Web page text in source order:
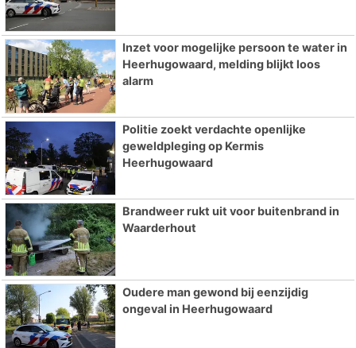
Inzet voor mogelijke persoon te water in
Heerhugowaard, melding blijkt loos
alarm
Politie zoekt verdachte openlijke
geweldpleging op Kermis
Heerhugowaard
Brandweer rukt uit voor buitenbrand in
Waarderhout
Oudere man gewond bij eenzijdig
ongeval in Heerhugowaard